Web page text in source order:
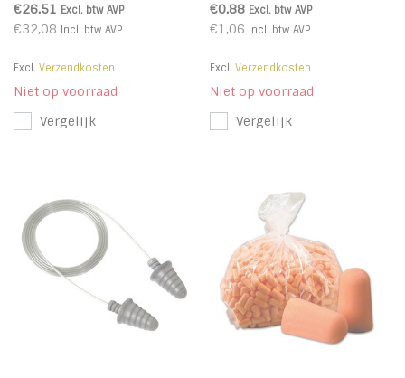
€26,51 Excl. btw AVP
€32,08 Incl. btw AVP
Excl. Verzendkosten
Niet op voorraad
Vergelijk
€0,88 Excl. btw AVP
€1,06 Incl. btw AVP
Excl. Verzendkosten
Niet op voorraad
Vergelijk